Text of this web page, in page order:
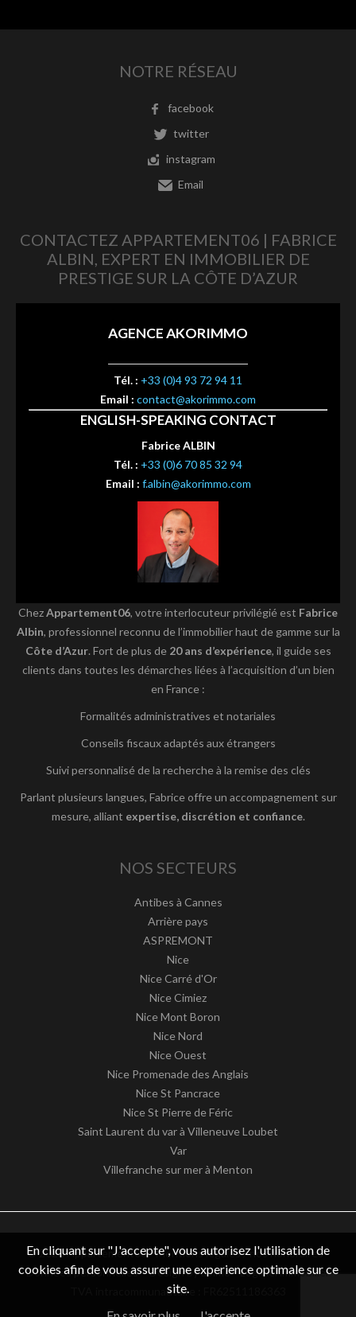
NOTRE RÉSEAU
facebook
twitter
instagram
Email
CONTACTEZ APPARTEMENT06 | FABRICE
ALBIN, EXPERT EN IMMOBILIER DE
PRESTIGE SUR LA CÔTE D’AZUR
AGENCE AKORIMMO
Tél. : +33 (0)4 93 72 94 11
Email : contact@akorimmo.com
ENGLISH-SPEAKING CONTACT
Fabrice ALBIN
Tél. : +33 (0)6 70 85 32 94
Email : f.albin@akorimmo.com
ChezAppartement06, votre interlocuteur privilégié est Fabrice
Albin, professionnel reconnu de l’immobilier haut de gamme sur la
Côte d’Azur. Fort de plus de 20 ans d’expérience, il guide ses
clients dans toutes les démarches liées à l’acquisition d’un bien
en France :
Formalités administratives et notariales
Conseils fiscaux adaptés aux étrangers
Suivi personnalisé de la recherche à la remise des clés
Parlant plusieurs langues, Fabrice offre un accompagnement sur
mesure, alliant expertise, discrétion et confiance.
NOS SECTEURS
Antibes à Cannes
Arrière pays
ASPREMONT
Nice
Nice Carré d'Or
Nice Cimiez
Nice Mont Boron
Nice Nord
Nice Ouest
Nice Promenade des Anglais
Nice St Pancrace
Nice St Pierre de Féric
Saint Laurent du var à Villeneuve Loubet
Var
Villefranche sur mer à Menton
© 2026 Appartement06 -Mentions légales / nos honoraires-
Données personnelles– Design byapimo™ Logiciel immobilier
TVA intracommunautaire : FR62511186363
En cliquant sur "J'accepte", vous autorisez l'utilisation de
cookies afin de vous assurer une experience optimale sur ce
site.